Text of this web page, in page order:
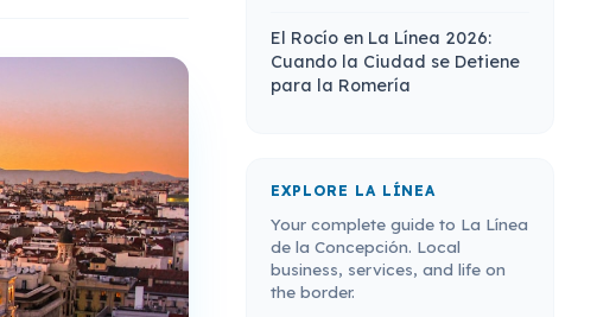
El Rocío en La Línea 2026:
Cuando la Ciudad se Detiene
para la Romería
EXPLORE LA LÍNEA
Your complete guide to La Línea
de la Concepción. Local
business, services, and life on
the border.